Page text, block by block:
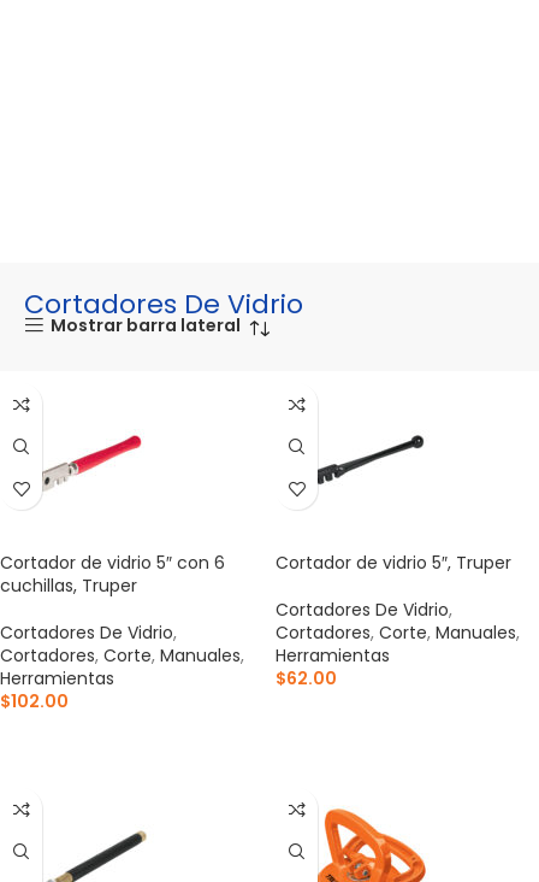
Cortadores De Vidrio
Mostrar barra lateral
Cortador de vidrio 5″ con 6
cuchillas, Truper
Cortadores De Vidrio,
Cortadores, Corte, Manuales,
Herramientas
$102.00
Cortador de vidrio 5″, Truper
Cortadores De Vidrio,
Cortadores, Corte, Manuales,
Herramientas
$62.00